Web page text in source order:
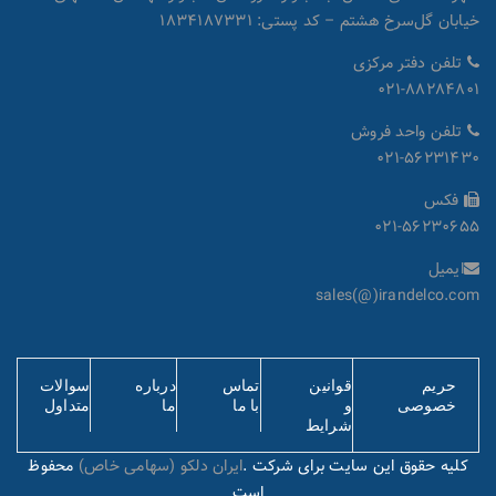
خیابان گل‌سرخ هشتم – کد پستی: ۱۸۳۴۱۸۷۳۳۱
تلفن دفتر مرکزی
۰۲۱-۸۸۲۸۴۸۰۱
تلفن واحد فروش
۰۲۱-۵۶۲۳۱۴۳۰
فکس
۰۲۱-۵۶۲۳۰۶۵۵
ایمیل
sales(@)irandelco.com
حریم
خصوصی
قوانین
و
شرایط
تماس
با ما
درباره
ما
سوالات
متداول
کلیه حقوق این سایت برای شرکت .ایران دلکو (سهامی خاص) محفوظ